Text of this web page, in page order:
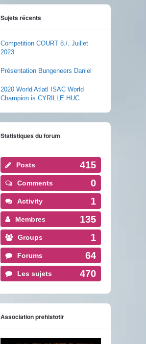
Sujets récents
Competition COURT 8./. Juillet
2023
Présentation Bungeneers Daniel
2020 World Atlatl ISAC World
Champion is CYRILLE HUC
Statistiques du forum
Posts 415
Comments 0
Activity 1
Membres 135
Groups 1
Forums 64
Les sujets 470
Association prehistotir